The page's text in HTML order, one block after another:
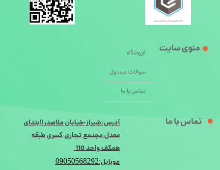
فروشگاه
سوالات متداول
تماس با ما
منوی سایت
تماس با ما
آدرس:شیراز-خیابان ملاصدراابتدای
معدل مجتمع تجاری کسری طبقه
همکف واحد 110
موبایل:09050568292